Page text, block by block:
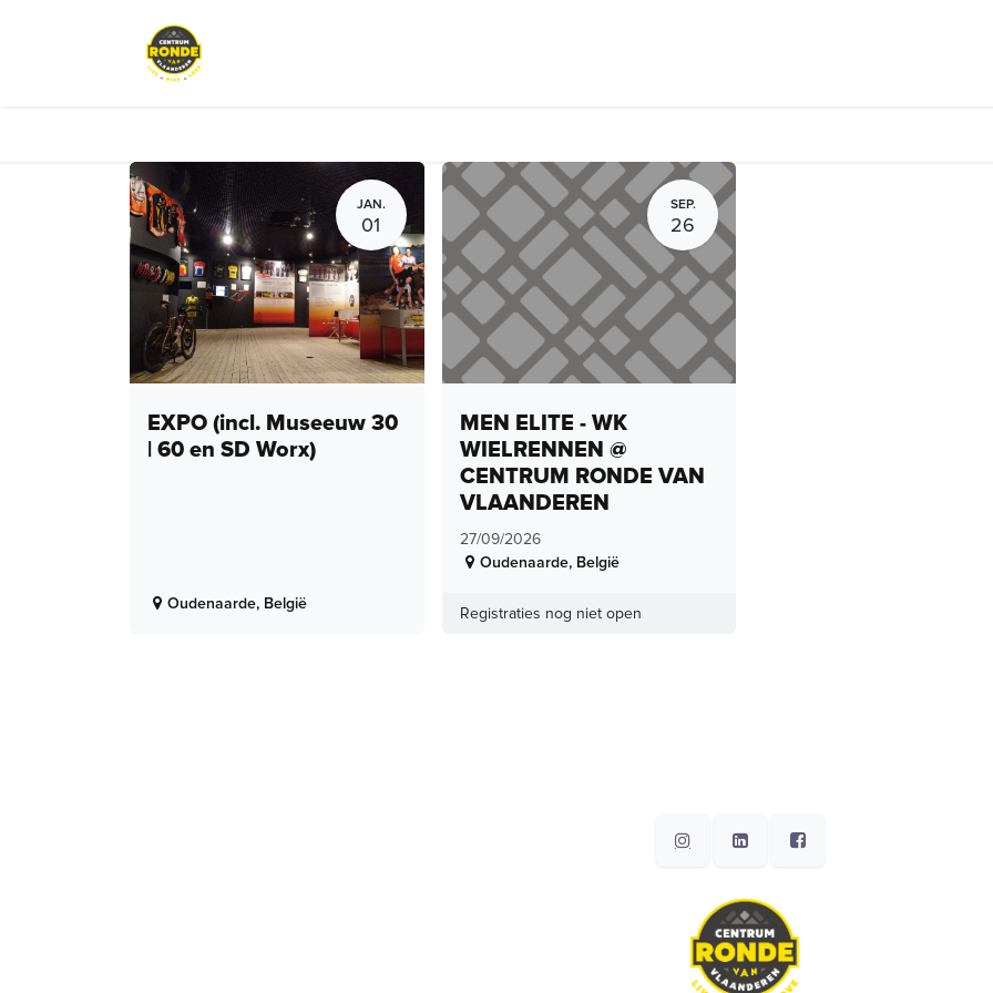
JAN.
01
EXPO (incl. Museeuw 30
| 60 en SD Worx)
Oudenaarde, België
SEP.
26
MEN ELITE - WK
WIELRENNEN @
CENTRUM RONDE VAN
VLAANDEREN
27/09/2026
Oudenaarde, België
Registraties nog niet open